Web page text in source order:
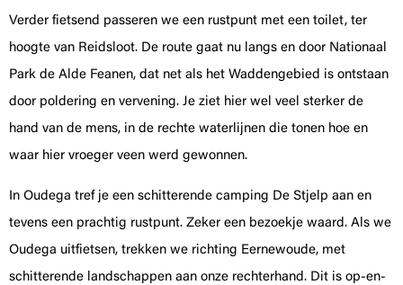
Verder fietsend passeren we een rustpunt met een toilet, ter
hoogte van Reidsloot. De route gaat nu langs en door Nationaal
Park de Alde Feanen, dat net als het Waddengebied is ontstaan
door poldering en vervening. Je ziet hier wel veel sterker de
hand van de mens, in de rechte waterlijnen die tonen hoe en
waar hier vroeger veen werd gewonnen.
In Oudega tref je een schitterende camping De Stjelp aan en
tevens een prachtig rustpunt. Zeker een bezoekje waard. Als we
Oudega uitfietsen, trekken we richting Eernewoude, met
schitterende landschappen aan onze rechterhand. Dit is op-en-